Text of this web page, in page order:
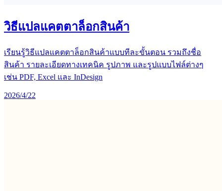
วิธีแปลแคตตาล็อกสินค้า
เรียนรู้วิธีแปลแคตตาล็อกสินค้าแบบทีละขั้นตอน รวมถึงชื่อ
สินค้า รายละเอียดทางเทคนิค รูปภาพ และรูปแบบไฟล์ต่างๆ
เช่น PDF, Excel และ InDesign
2026/4/22